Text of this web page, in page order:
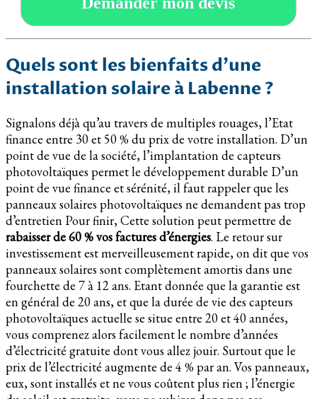
Quels sont les bienfaits d’une
installation solaire à Labenne ?
Signalons déjà qu’au travers de multiples rouages, l’Etat
finance entre 30 et 50 % du prix de votre installation. D’un
point de vue de la société, l’implantation de capteurs
photovoltaïques permet le développement durable D’un
point de vue finance et sérénité, il faut rappeler que les
panneaux solaires photovoltaïques ne demandent pas trop
d’entretien Pour finir, Cette solution peut permettre de
rabaisser de 60 % vos factures d’énergies. Le retour sur
investissement est merveilleusement rapide, on dit que vos
panneaux solaires sont complètement amortis dans une
fourchette de 7 à 12 ans. Etant donnée que la garantie est
en général de 20 ans, et que la durée de vie des capteurs
photovoltaïques actuelle se situe entre 20 et 40 années,
vous comprenez alors facilement le nombre d’années
d’électricité gratuite dont vous allez jouir. Surtout que le
prix de l’électricité augmente de 4 % par an. Vos panneaux,
eux, sont installés et ne vous coûtent plus rien ; l’énergie